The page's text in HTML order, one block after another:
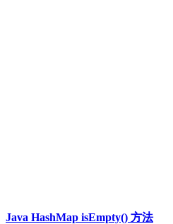
Java HashMap isEmpty() 方法